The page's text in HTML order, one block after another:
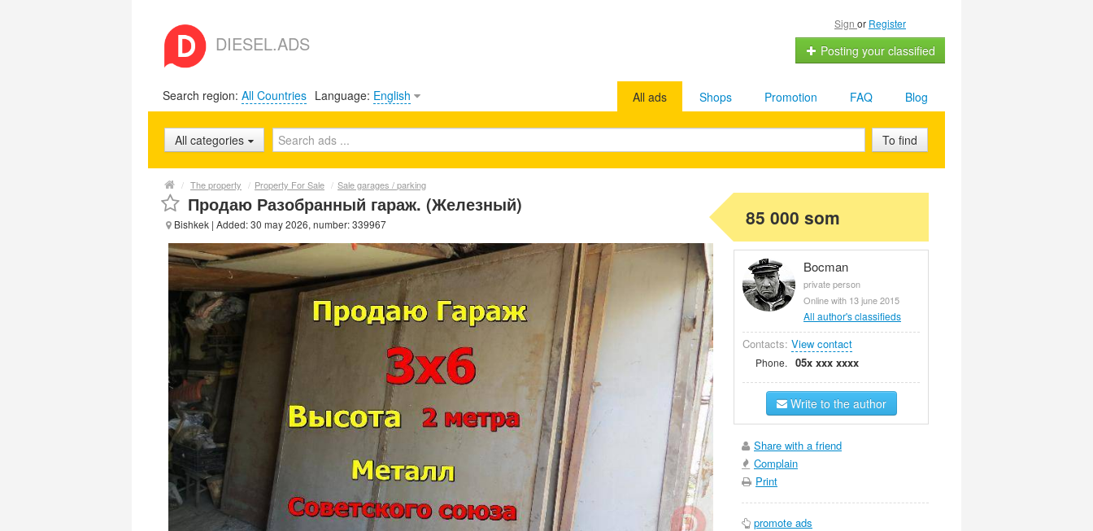
DIESEL.ADS
Sign or Register
Posting your classified
Search region: All Countries Language: English Blog
FAQ
Promotion
Shops
All ads
All categories To find
/ The property / Property For Sale / Sale garages / parking
Продаю Разобранный гараж. (Железный)
Bishkek | Added: 30 may 2026, number: 339967 85 000 som
Bocman
private person
Online with 13 june 2015
All author's classifieds
Contacts: View contact
Phone. 05x xxx xxxx
Write to the author
Share with a friend
Complain
Print
promote ads